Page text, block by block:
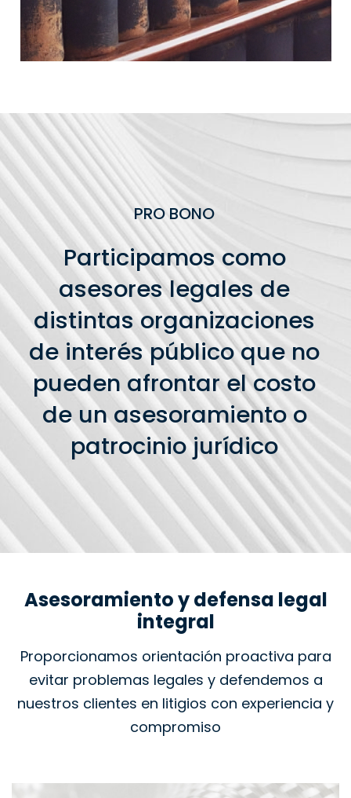
PRO BONO
Participamos como
asesores legales de
distintas organizaciones
de interés público que no
pueden afrontar el costo
de un asesoramiento o
patrocinio jurídico
Asesoramiento y defensa legal
integral
Proporcionamos orientación proactiva para
evitar problemas legales y defendemos a
nuestros clientes en litigios con experiencia y
compromiso